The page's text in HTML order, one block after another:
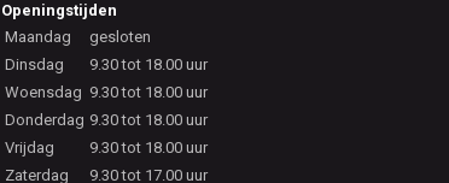
Openingstijden
Maandag
gesloten
Dinsdag
9.30 tot 18.00 uur
Woensdag 9.30 tot 18.00 uur
Donderdag 9.30 tot 18.00 uur
Vrijdag
9.30 tot 18.00 uur
Zaterdag
9.30 tot 17.00 uur